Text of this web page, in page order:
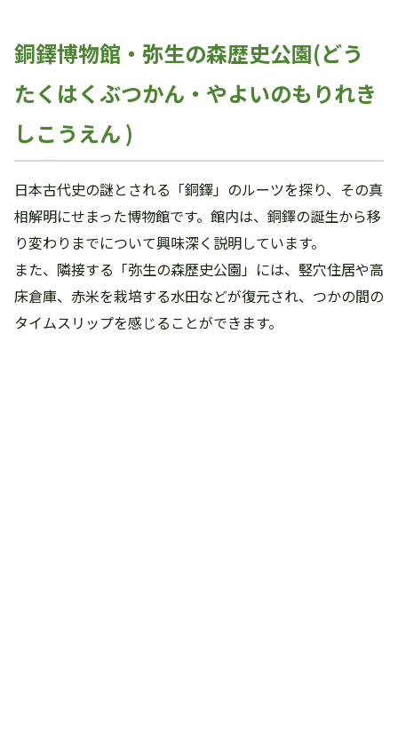
銅鐸博物館・弥生の森歴史公園(どう
たくはくぶつかん・やよいのもりれき
しこうえん )
日本古代史の謎とされる「銅鐸」のルーツを探り、その真
相解明にせまった博物館です。館内は、銅鐸の誕生から移
り変わりまでについて興味深く説明しています。
また、隣接する「弥生の森歴史公園」には、竪穴住居や高
床倉庫、赤米を栽培する水田などが復元され、つかの間の
タイムスリップを感じることができます。